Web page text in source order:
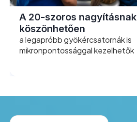
A 20-szoros nagyításnak
köszönhetően
a legapróbb gyökércsatornák is
mikronpontossággal kezelhetők